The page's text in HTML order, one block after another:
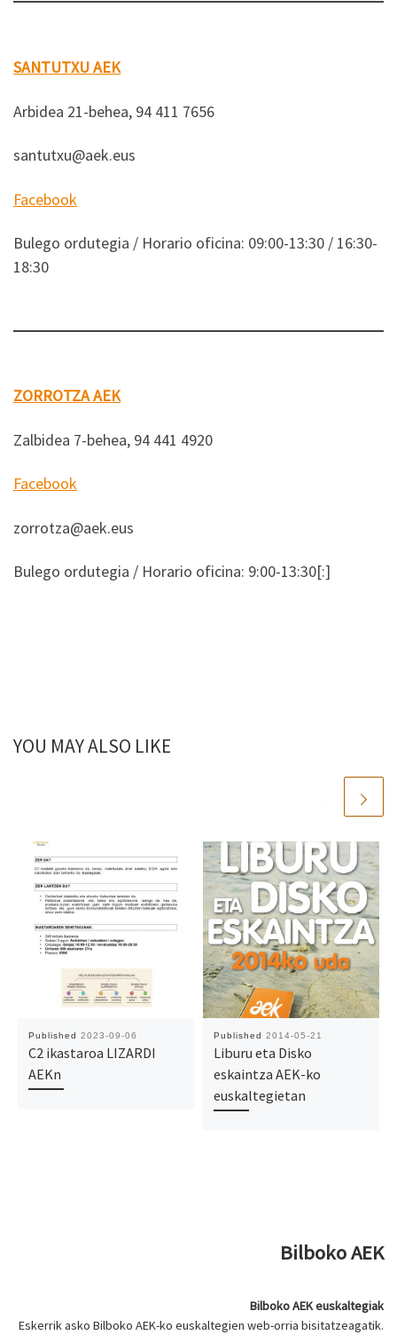
SANTUTXU AEK
Arbidea 21-behea, 94 411 7656
santutxu@aek.eus
Facebook
Bulego ordutegia / Horario oficina: 09:00-13:30 / 16:30-
18:30
ZORROTZA AEK
Zalbidea 7-behea, 94 441 4920
Facebook
zorrotza@aek.eus
Bulego ordutegia / Horario oficina: 9:00-13:30[:]
YOU MAY ALSO LIKE
Published 2023-09-06
C2 ikastaroa LIZARDI
AEKn
Published 2014-05-21
Liburu eta Disko
eskaintza AEK-ko
euskaltegietan
Bilboko AEK
Bilboko AEK euskaltegiak
Eskerrik asko Bilboko AEK-ko euskaltegien web-orria bisitatzeagatik.